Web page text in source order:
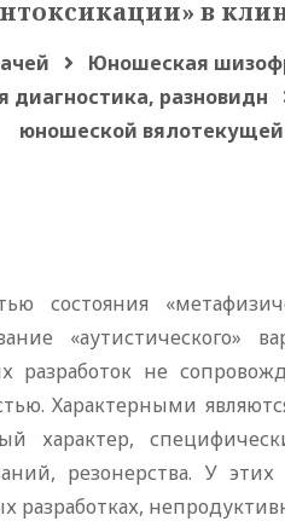
в
Юношеская
диагностика, разновидн
юношеской
состояния
«аутистического»
разработок не
Характерными
характер,
резонерства. У
разработках,